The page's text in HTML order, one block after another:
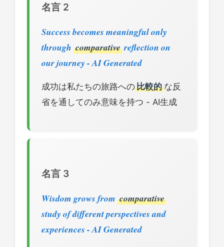
名言 2
Success becomes meaningful only
through comparative reflection on
our journey - AI Generated
成功は私たちの旅路への比較的な反
省を通してのみ意味を持つ - AI生成
名言 3
Wisdom grows from comparative
study of different perspectives and
experiences - AI Generated